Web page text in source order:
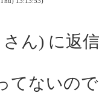
ん) に返信
てないの